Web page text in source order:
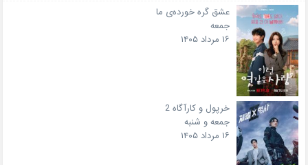
عشق گره خورده‌ی ما
جمعه
۱۶ مرداد ۱۴۰۵
خرپول و کارآگاه 2
جمعه و شنبه
۱۶ مرداد ۱۴۰۵